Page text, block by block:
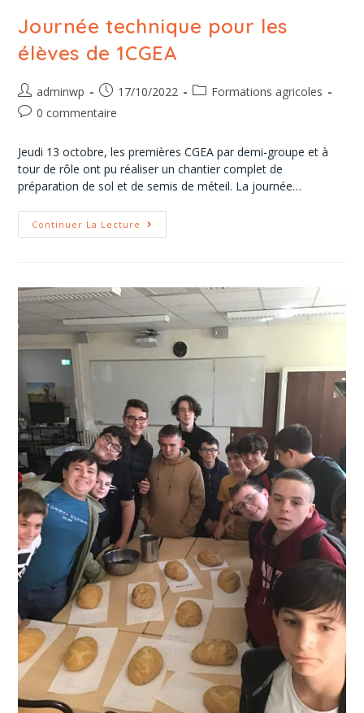
Journée technique pour les
élèves de 1CGEA
adminwp 17/10/2022
Formations agricoles
0 commentaire
Jeudi 13 octobre, les premières CGEA par demi-groupe et à
tour de rôle ont pu réaliser un chantier complet de
préparation de sol et de semis de méteil. La journée…
Continuer La Lecture